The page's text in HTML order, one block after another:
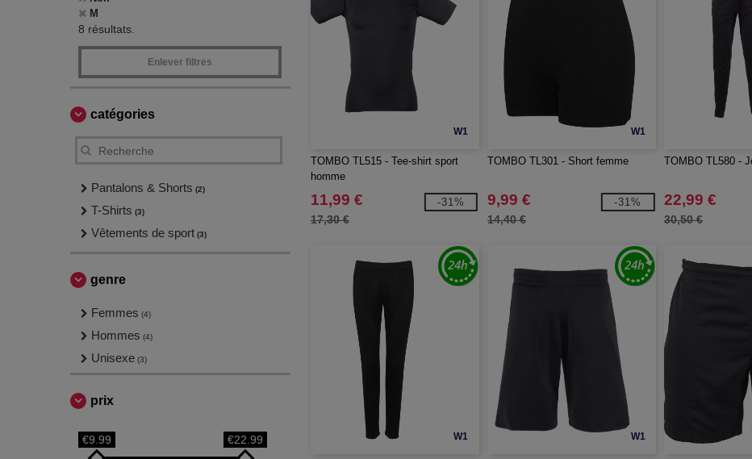
M
8 résultats.
Enlever filtres
catégories
Pantalons & Shorts (2)
T-Shirts (3)
Vêtements de sport (3)
genre
Femmes (4)
Hommes (4)
Unisexe (3)
prix
€9.99 €22.99
W1
TOMBO TL515 - Tee-shirt sport
homme
11,99 €
17,30 €
-31%
W1
TOMBO TL301 - Short femme
9,99 €
14,40 €
-31%
TOMBO TL580 -
22,99 €
30,50 €
W1 W1